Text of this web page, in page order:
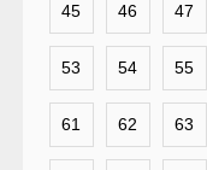
45 46 47
53 54 55
61 62 63